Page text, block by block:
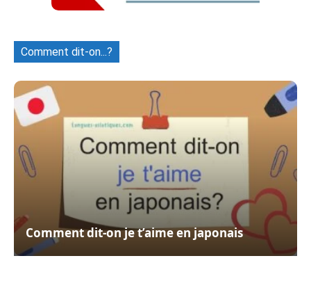
Comment dit-on...?
Comment dit-on je t’aime en japonais